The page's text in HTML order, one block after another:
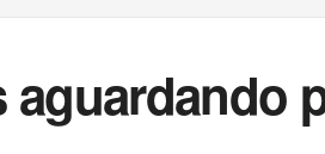
aguardando